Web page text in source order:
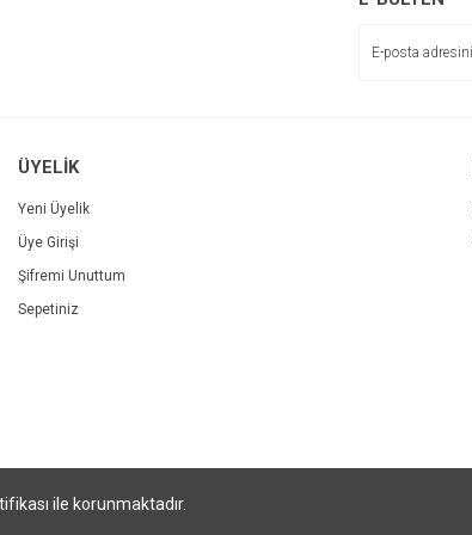
ÜYELİK
Yeni Üyelik
Üye Girişi
Şifremi Unuttum
Sepetiniz
ile korunmaktadır.